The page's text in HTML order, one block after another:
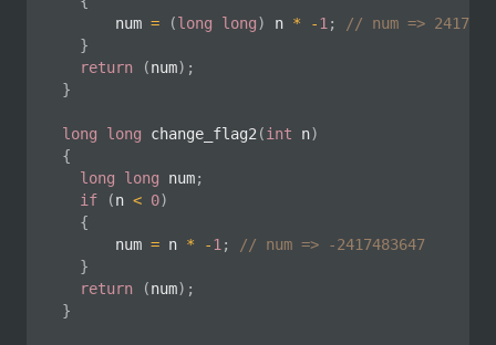
			num
= (long long) n * -1 ;
// num =>
}
return
(num) ;
}
long long change_flag2 (int n)
{
long
long num;
if
(n < 0)
{
			num
= n * -1 ;
// num => -2417483647
}
return
(num) ;
}